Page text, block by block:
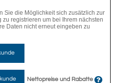
Sie die Möglichkeit sich zusätzlich zur
zu registrieren um bei Ihrem nächsten
Daten nicht erneut eingeben zu
Nettopreise und Rabatte